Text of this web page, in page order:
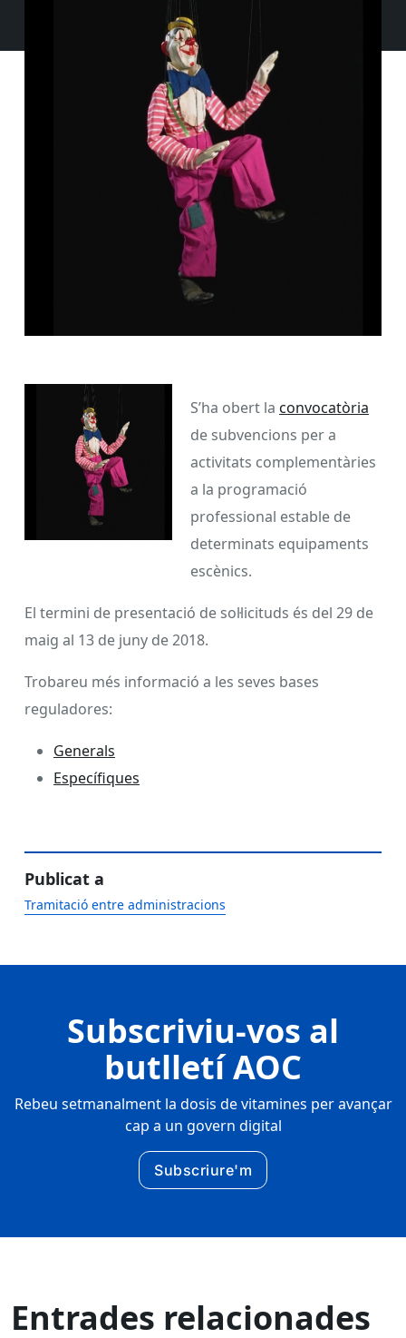
S’ha obert la convocatòria
de subvencions per a
activitats complementàries
a la programació
professional estable de
determinats equipaments
escènics.
El termini de presentació de sol·licituds és del 29 de
maig al 13 de juny de 2018.
Trobareu més informació a les seves bases
reguladores:
Generals
Específiques
Publicat a
Tramitació entre administracions
Subscriviu-vos al
butlletí AOC
Rebeu setmanalment la dosis de vitamines per avançar
cap a un govern digital
Subscriure'm
Entrades relacionades